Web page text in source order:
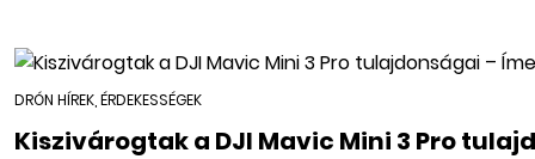
DRÓN HÍREK, ÉRDEKESSÉGEK
Kiszivárogtak a DJI Mavic Mini 3 Pro